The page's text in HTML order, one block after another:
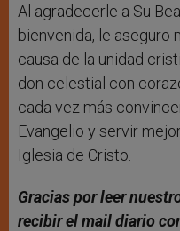
Al agradecerle a Su
bienvenida, le aseguro
causa de la unidad
don celestial con
cada vez más
Evangelio y servir
Iglesia de Cristo.
Gracias por leer
recibir el mail diario